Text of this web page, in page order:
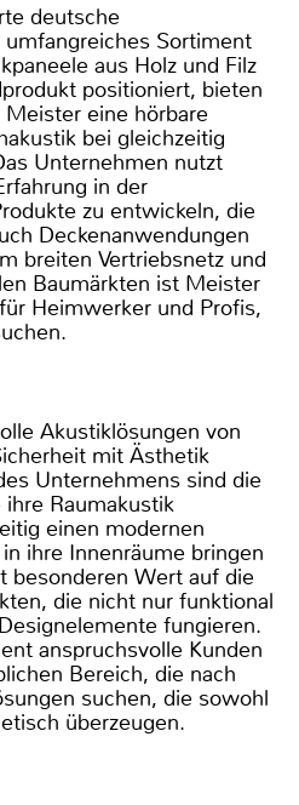
deutsche
Sortiment
aus Holz und Filz
positioniert, bieten
eine hörbare
bei gleichzeitig
Unternehmen nutzt
in der
zu entwickeln, die
Deckenanwendungen
breiten Vertriebsnetz und
Baumärkten ist Meister
Heimwerker und Profis,
Akustiklösungen von
mit Ästhetik
Unternehmens sind die
Raumakustik
einen modernen
ihre Innenräume bringen
besonderen Wert auf die
die nicht nur funktional
fungieren.
anspruchsvolle Kunden
Bereich, die nach
suchen, die sowohl
überzeugen.